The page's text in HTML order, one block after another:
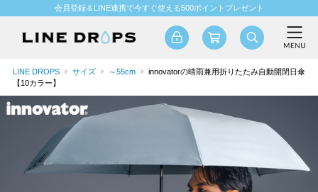
会員登録＆LINE連携で今すぐ使える500ポイントプレゼント
LINE DROPS サイズ ～55cm
innovatorの晴雨兼用折りたたみ自動開閉日傘
【10カラー】